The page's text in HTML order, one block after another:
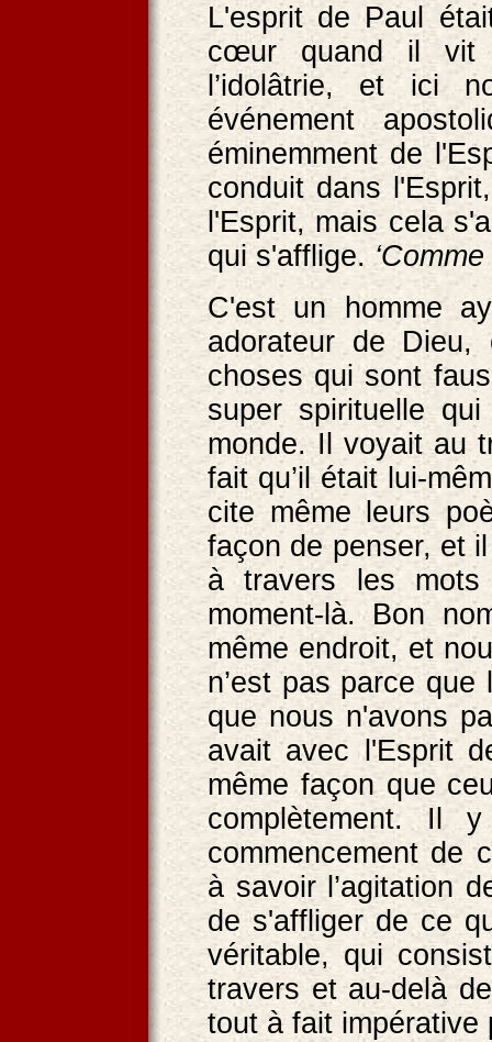
L'esprit de Paul
cœur quand il vit
l’idolâtrie, et ici
événement
éminemment de
conduit dans
l'Esprit, mais cela
qui s'afflige.
C'est un homme
adorateur de
choses qui sont
super spirituelle
monde. Il voyait au
fait qu’il était lui-
cite même leurs
façon de penser, et
à travers les
moment-là. Bon
même endroit, et
n’est pas parce
que nous n'avons
avait avec l'Esprit
même façon que
complètement.
commencement de
à savoir l’agitation
de s'affliger de ce
véritable, qui
travers et au-delà
tout à fait impérative